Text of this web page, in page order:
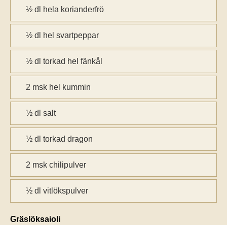
½ dl hela korianderfrö
½ dl hel svartpeppar
½ dl torkad hel fänkål
2 msk hel kummin
½ dl salt
½ dl torkad dragon
2 msk chilipulver
½ dl vitlökspulver
Gräslöksaioli